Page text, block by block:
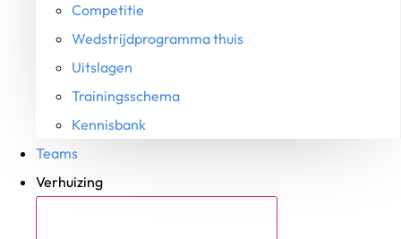
Competitie
Wedstrijdprogramma thuis
Uitslagen
Trainingsschema
Kennisbank
Teams
Verhuizing